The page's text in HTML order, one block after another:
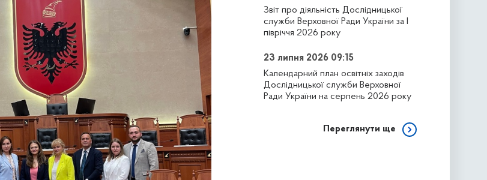
Звіт про діяльність Дослідницької
служби Верховної Ради України за І
півріччя 2026 року
23 липня 2026 09:15
Календарний план освітніх заходів
Дослідницької служби Верховної
Ради України на серпень 2026 року
Переглянути ще